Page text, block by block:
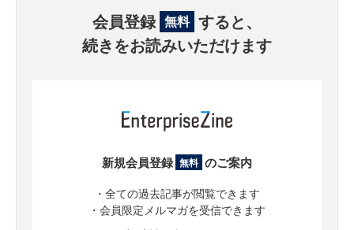
会員登録 無料 すると、
続きをお読みいただけます
新規会員登録 無料 のご案内
・全ての過去記事が閲覧できます
・会員限定メルマガを受信できます